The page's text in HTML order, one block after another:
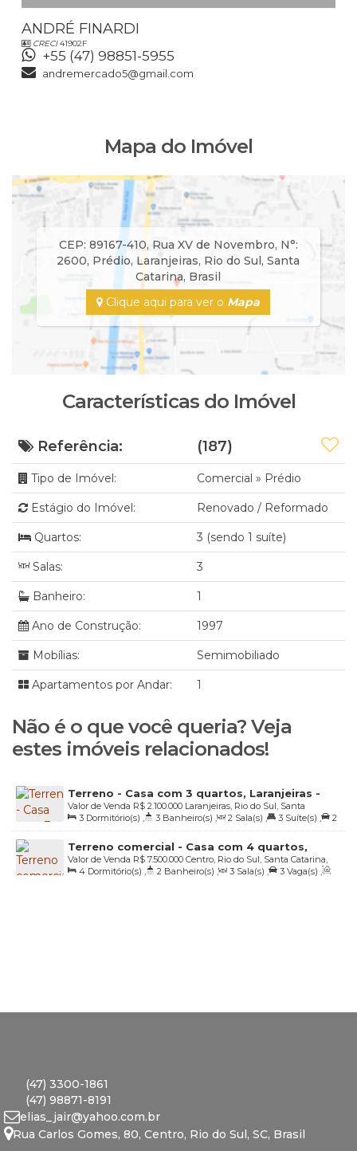
ANDRÉ FINARDI
CRECI41902F
+55 (47) 98851-5955
andremercado5@gmail.com
Mapa do Imóvel
CEP: 89167-410, Rua XV de Novembro, N°:
2600, Prédio, Laranjeiras, Rio do Sul,Santa
Catarina, Brasil
Clique aqui para ver o Mapa
Características do Imóvel
Referência: (187)
Tipo de Imóvel: Comercial » Prédio
Estágio do Imóvel: Renovado / Reformado
Quartos: 3 (sendo 1 suíte)
Salas: 3
Banheiro: 1
Ano de Construção: 1997
Mobílias: Semimobiliado
Apartamentos por Andar: 1
Não é o que você queria? Veja
estes imóveis relacionados!
Terreno - Casa com 3 quartos, Laranjeiras -
Rio do Sul
R$ 2.100.000
Valor de Venda
Laranjeiras, Rio do Sul, Santa
Catarina, Brasil
3 Dormitório(s) , 3 Banheiro(s) , 2 Sala(s) , 3 Suíte(s) ,
2
Vaga(s) , Útil: 127.00m² , Terreno: 2804.00m² ,
Fundos:
22.70m , Frente: 116.02m , Lado Direito: 50.44m
Lado
Esquerdo: 37.70 m
Terreno comercial - Casa com 4 quartos,
Centro - Rio do Sul
R$ 7.500.000
Valor de Venda
Centro, Rio do Sul, Santa Catarina,
Brasil
4 Dormitório(s) , 2 Banheiro(s) , 3 Sala(s) , 3 Vaga(s) ,
(47) 3300-1861
(47) 98871-8191
elias_jair@yahoo.com.br
Rua Carlos Gomes, 80, Centro, Rio do Sul, SC, Brasil